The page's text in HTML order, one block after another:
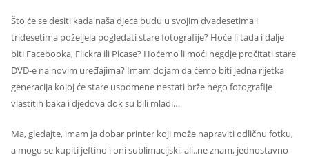
Što će se desiti kada naša djeca budu u svojim dvadesetima i
tridesetima poželjela pogledati stare fotografije? Hoće li tada i dalje
biti Facebooka, Flickra ili Picase? Hoćemo li moći negdje pročitati stare
DVD-e na novim uređajima? Imam dojam da ćemo biti jedna rijetka
generacija kojoj će stare uspomene nestati brže nego fotografije
vlastitih baka i djedova dok su bili mladi…
Ma, gledajte, imam ja dobar printer koji može napraviti odličnu fotku,
a mogu se kupiti jeftino i oni sublimacijski, ali..ne znam, jednostavno